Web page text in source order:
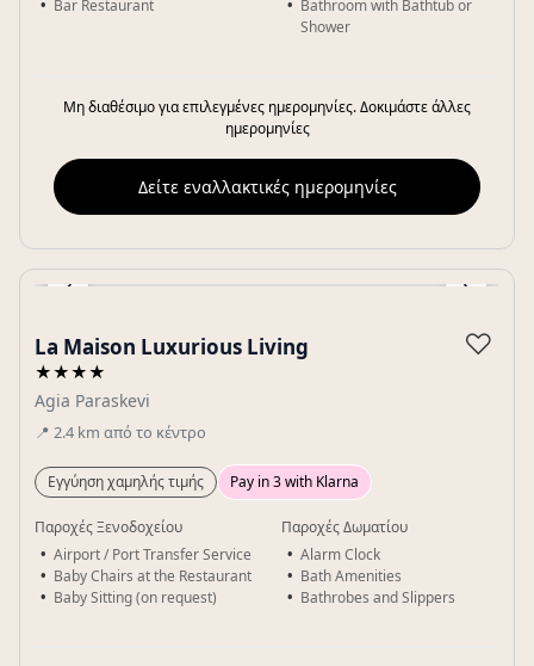
Bar Restaurant
Bathroom with Bathtub or
Shower
Μη διαθέσιμο για επιλεγμένες ημερομηνίες. Δοκιμάστε άλλες
ημερομηνίες
Δείτε εναλλακτικές ημερομηνίες
‹ ›
La Maison Luxurious Living
★★★★
Agia Paraskevi
📍 2.4 km από το κέντρο
♡
Εγγύηση χαμηλής τιμής Pay in 3 with Klarna
Παροχές Ξενοδοχείου
Airport / Port Transfer Service
Baby Chairs at the Restaurant
Baby Sitting (on request)
Παροχές Δωματίου
Alarm Clock
Bath Amenities
Bathrobes and Slippers